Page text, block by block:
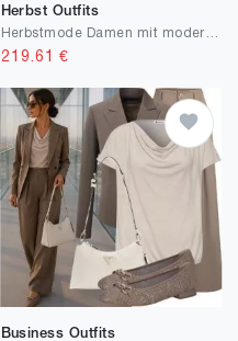
Herbst Outfits
Herbstmode Damen mit modernen Basics
219.61 €
Business Outfits